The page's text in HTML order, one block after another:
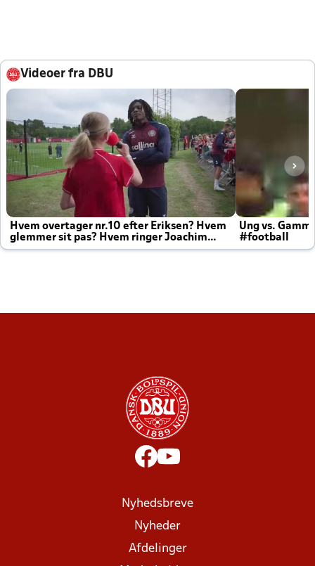
Videoer fra DBU
Hvem overtager nr.10 efter Eriksen? Hvem
glemmer sit pas? Hvem ringer Joachim
altid til efter kampe?
Ung vs.
#football
Nyhedsbreve
Nyheder
Afdelinger